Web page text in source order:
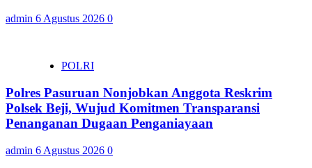
admin 6 Agustus 2026 0
POLRI
Polres Pasuruan Nonjobkan Anggota Reskrim
Polsek Beji, Wujud Komitmen Transparansi
Penanganan Dugaan Penganiayaan
admin 6 Agustus 2026 0